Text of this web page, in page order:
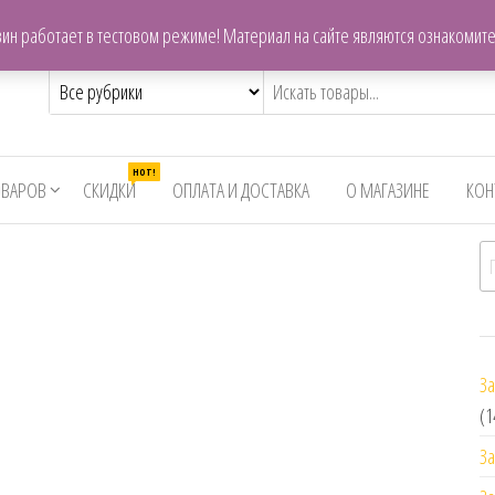
СКИДКИ
HOT!
ОПЛАТА И ДОСТАВКА О МАГАЗИНЕ
работает в тестовом режиме! Материал на сайте являются